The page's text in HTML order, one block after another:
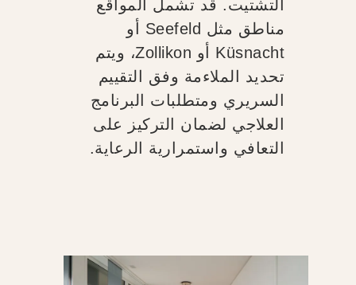
التشتيت. قد تشمل المواقع
مناطق مثل Seefeld أو
Küsnacht أو Zollikon، ويتم
تحديد الملاءمة وفق التقييم
السريري ومتطلبات البرنامج
العلاجي لضمان التركيز على
التعافي واستمرارية الرعاية.